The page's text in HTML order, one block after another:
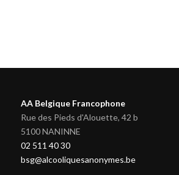
AA Belgique Francophone
Rue des Pieds d'Alouette, 42 b
5100 NANINNE
02 511 40 30
bsg@alcooliquesanonymes.be